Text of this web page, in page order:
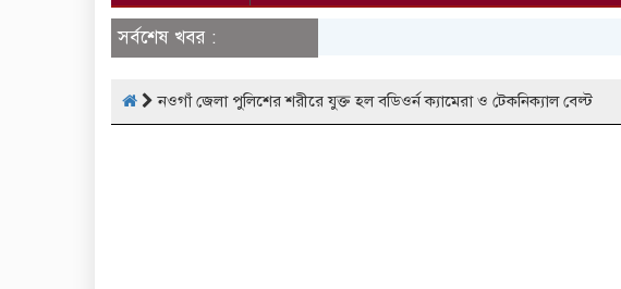
সর্বশেষ খবর :
নওগাঁ জেলা পুলিশের শরীরে যুক্ত হল বডিওর্ন ক্যামেরা ও টেকনিক্যাল বেল্ট